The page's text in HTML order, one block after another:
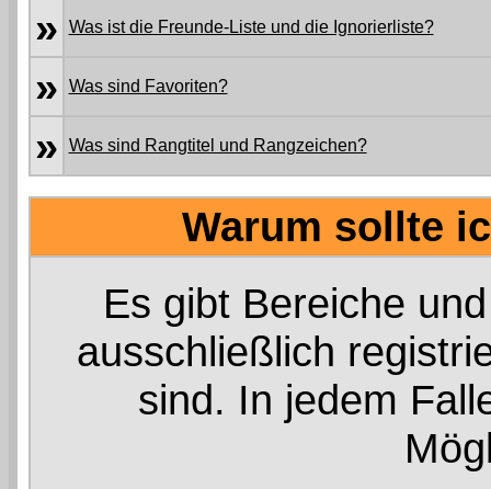
» Was ist die Freunde-Liste und die Ignorierliste?
» Was sind Favoriten?
» Was sind Rangtitel und Rangzeichen?
Warum sollte
Es gibt Bereiche
ausschließlich
sind. In jedem